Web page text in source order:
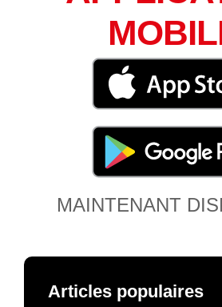
MAINTENANT
Articles populaires